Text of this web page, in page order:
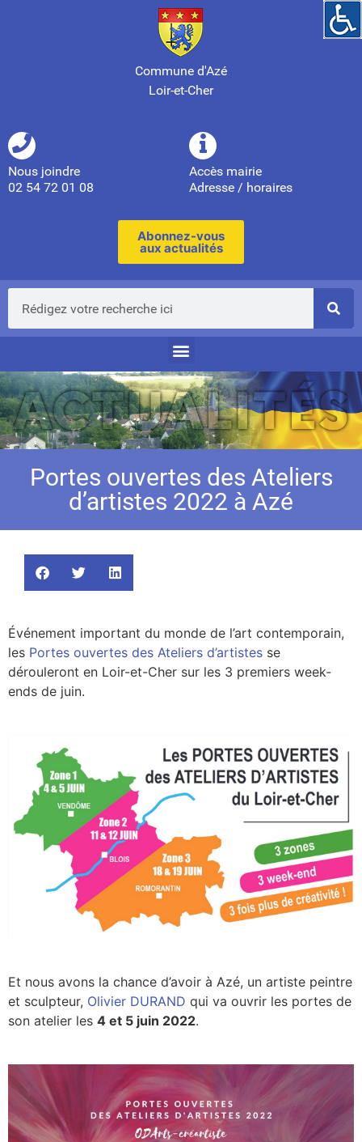
Commune d'Azé
Loir-et-Cher
Nous joindre
02 54 72 01 08
Accès mairie
Adresse / horaires
Abonnez-vous
aux actualités
Portes ouvertes des Ateliers
d’artistes 2022 à Azé
Événement important du monde de l’art contemporain,
les Portes ouvertes des Ateliers d’artistes se
dérouleront en Loir-et-Cher sur les 3 premiers week-
ends de juin.
Et nous avons la chance d’avoir à Azé, un artiste peintre
et sculpteur, Olivier DURAND qui va ouvrir les portes de
son atelier les 4 et 5 juin 2022.